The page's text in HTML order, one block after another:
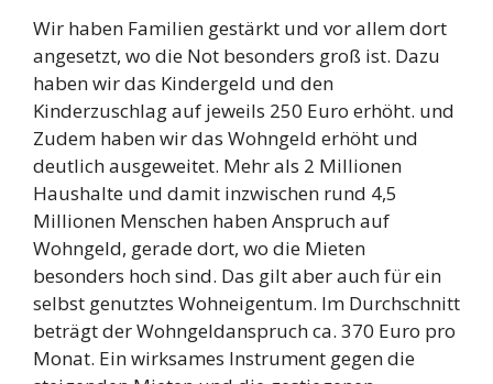
Wir haben Familien gestärkt und vor allem dort
angesetzt, wo die Not besonders groß ist. Dazu
haben wir das Kindergeld und den
Kinderzuschlag auf jeweils 250 Euro erhöht. und
Zudem haben wir das Wohngeld erhöht und
deutlich ausgeweitet. Mehr als 2 Millionen
Haushalte und damit inzwischen rund 4,5
Millionen Menschen haben Anspruch auf
Wohngeld, gerade dort, wo die Mieten
besonders hoch sind. Das gilt aber auch für ein
selbst genutztes Wohneigentum. Im Durchschnitt
beträgt der Wohngeldanspruch ca. 370 Euro pro
Monat. Ein wirksames Instrument gegen die